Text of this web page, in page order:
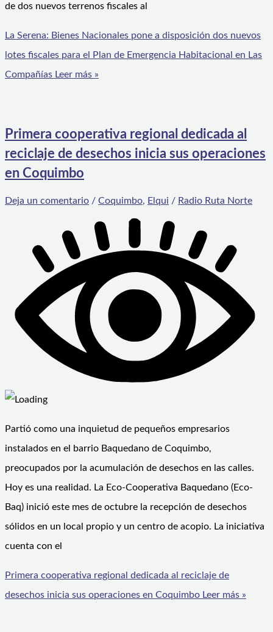
de dos nuevos terrenos fiscales al
La Serena: Bienes Nacionales pone a disposición dos nuevos
lotes fiscales para el Plan de Emergencia Habitacional en Las
Compañías Leer más »
Primera cooperativa regional dedicada al
reciclaje de desechos inicia sus operaciones
en Coquimbo
Deja un comentario / Coquimbo, Elqui / Radio Ruta Norte
Partió como una inquietud de pequeños empresarios
instalados en el barrio Baquedano de Coquimbo,
preocupados por la acumulación de desechos en las calles.
Hoy es una realidad. La Eco-Cooperativa Baquedano (Eco-
Baq) inició este mes de octubre la recepción de desechos
sólidos en un local propio y un centro de acopio. La iniciativa
cuenta con el
Primera cooperativa regional dedicada al reciclaje de
desechos inicia sus operaciones en Coquimbo Leer más »